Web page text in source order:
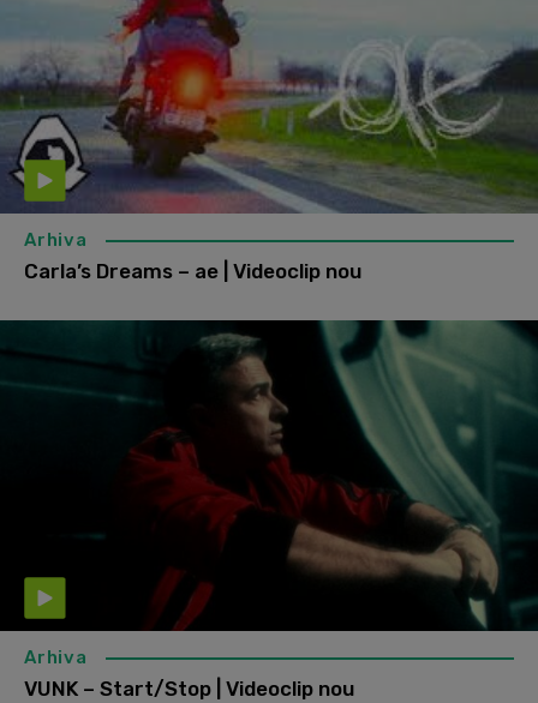
Arhiva
Carla’s Dreams – ae | Videoclip nou
Arhiva
VUNK – Start/Stop | Videoclip nou